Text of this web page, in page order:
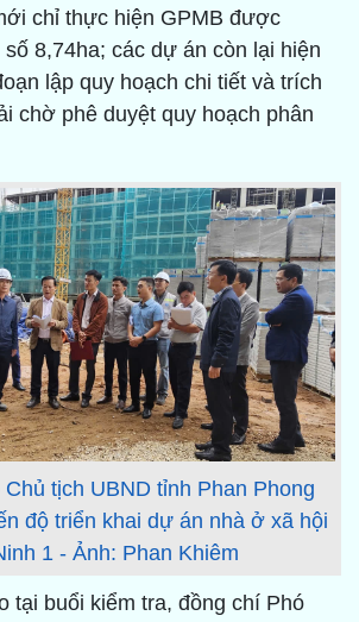
chỉ thực hiện GPMB được
8,74ha; các dự án còn lại hiện
lập quy hoạch chi tiết và trích
chờ phê duyệt quy hoạch phân
tịch UBND tỉnh Phan Phong
độ triển khai dự án nhà ở xã hội
1 - Ảnh: Phan Khiêm
tại buổi kiểm tra, đồng chí Phó